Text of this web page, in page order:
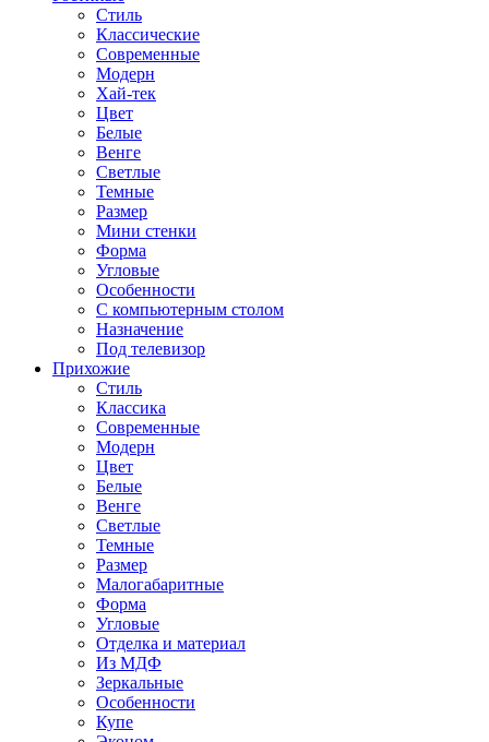
Стиль
Классические
Современные
Модерн
Хай-тек
Цвет
Белые
Венге
Светлые
Темные
Размер
Мини стенки
Форма
Угловые
Особенности
С компьютерным столом
Назначение
Под телевизор
Прихожие
Стиль
Классика
Современные
Модерн
Цвет
Белые
Венге
Светлые
Темные
Размер
Малогабаритные
Форма
Угловые
Отделка и материал
Из МДФ
Зеркальные
Особенности
Купе